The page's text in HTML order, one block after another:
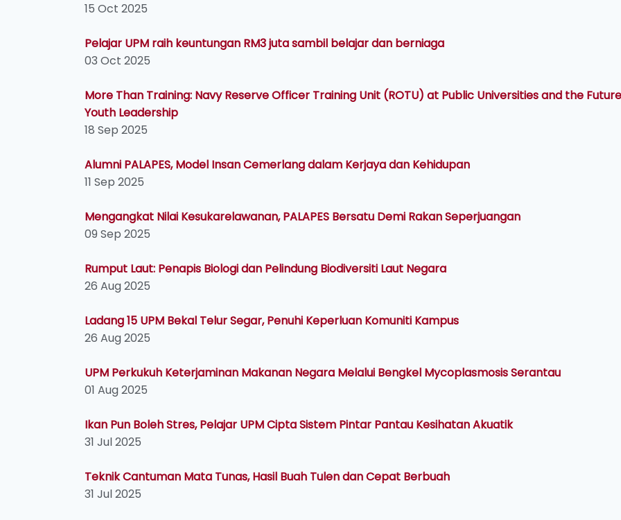
15 Oct 2025
Pelajar UPM raih keuntungan RM3 juta sambil belajar dan berniaga
03 Oct 2025
More Than Training: Navy Reserve Officer Training Unit (ROTU) at Public Universities and the
Youth Leadership
18 Sep 2025
Alumni PALAPES, Model Insan Cemerlang dalam Kerjaya dan Kehidupan
11 Sep 2025
Mengangkat Nilai Kesukarelawanan, PALAPES Bersatu Demi Rakan Seperjuangan
09 Sep 2025
Rumput Laut: Penapis Biologi dan Pelindung Biodiversiti Laut Negara
26 Aug 2025
Ladang 15 UPM Bekal Telur Segar, Penuhi Keperluan Komuniti Kampus
26 Aug 2025
UPM Perkukuh Keterjaminan Makanan Negara Melalui Bengkel Mycoplasmosis Serantau
01 Aug 2025
Ikan Pun Boleh Stres, Pelajar UPM Cipta Sistem Pintar Pantau Kesihatan Akuatik
31 Jul 2025
Teknik Cantuman Mata Tunas, Hasil Buah Tulen dan Cepat Berbuah
31 Jul 2025